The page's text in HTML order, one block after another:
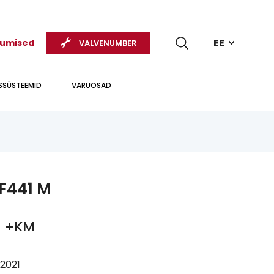
EE
VALVENUMBER
VARUOSAD
M
+KM
2021